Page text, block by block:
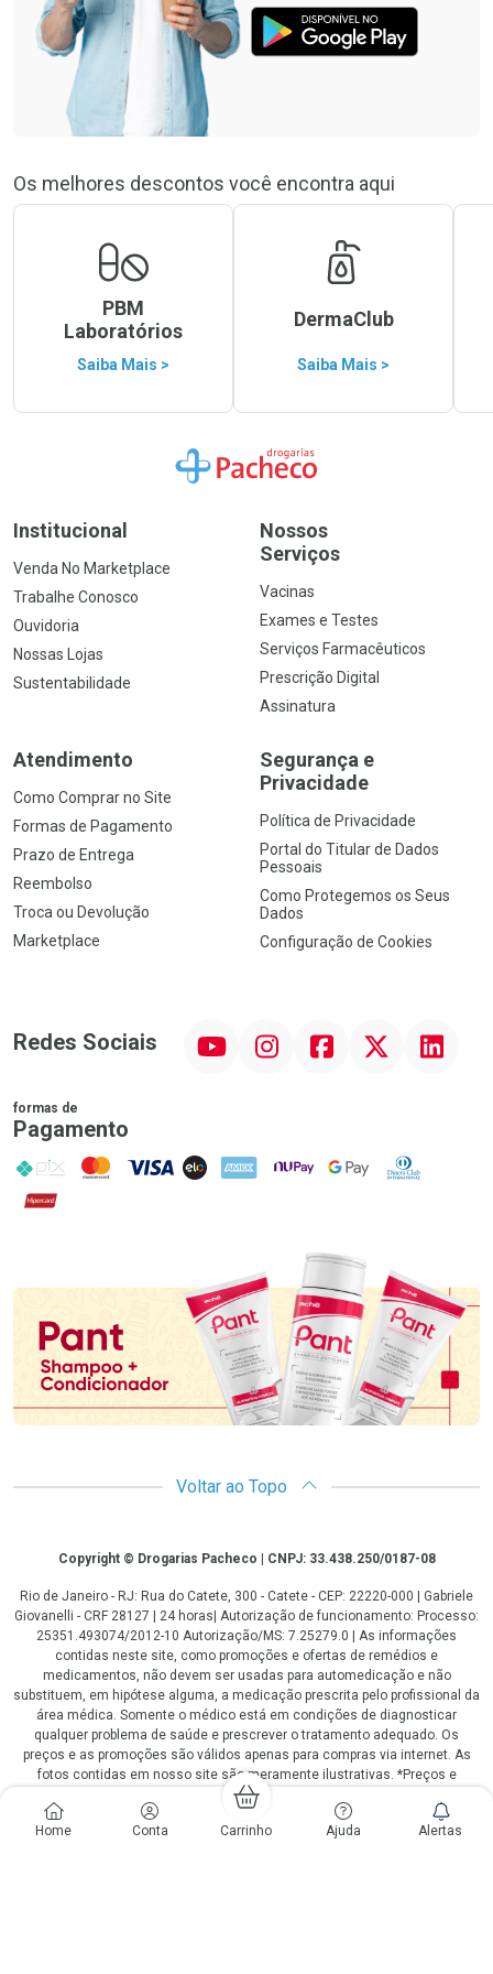
Home Conta Carrinho Ajuda Alertas
Os melhores descontos você encontra aqui
PBM
Laboratórios
Saiba Mais >
DermaClub
Saiba Mais >
Ir para a Home
Institucional
Venda No Marketplace
Trabalhe Conosco
Ouvidoria
Nossas Lojas
Sustentabilidade
Nossos
Serviços
Vacinas
Exames e Testes
Serviços Farmacêuticos
Prescrição Digital
Assinatura
Atendimento
Como Comprar no Site
Formas de Pagamento
Prazo de Entrega
Reembolso
Troca ou Devolução
Marketplace
Segurança e
Privacidade
Política de Privacidade
Portal do Titular de Dados
Pessoais
Como Protegemos os Seus
Dados
Configuração de Cookies
Redes Sociais InstagramFacebookTwitter Linkedin
formas de
Pagamento
PIX MasterCard
VISA ELO AMEX NuPay Google PayDiners Club
Hipercard
Voltar ao Topo
CopyrightCopyright © Drogarias Pacheco | CNPJ: 33.438.250/0187-08
Rio de Janeiro - RJ: Rua do Catete, 300 - Catete - CEP: 22220-000 | Gabriele
Giovanelli - CRF 28127 | 24 horas| Autorização de funcionamento: Processo:
25351.493074/2012-10 Autorização/MS: 7.25279.0 | As informações
contidas neste site, como promoções e ofertas de remédios e
medicamentos, não devem ser usadas para automedicação e não
substituem, em hipótese alguma, a medicação prescrita pelo profissional da
área médica. Somente o médico está em condições de diagnosticar
qualquer problema de saúde e prescrever o tratamento adequado. Os
preços e as promoções são válidos apenas para compras via internet. As
fotos contidas em nosso site são meramente ilustrativas. *Preços e
disponibilidade sujeitos a alterações no decorrer do dia. Antibióticos e
antimicrobianos vendas apenas em lojas físicas ou televendas. Portaria nº
344 - 01/02/1999 - Ministério da Saúde. Horário de funcionamento Central